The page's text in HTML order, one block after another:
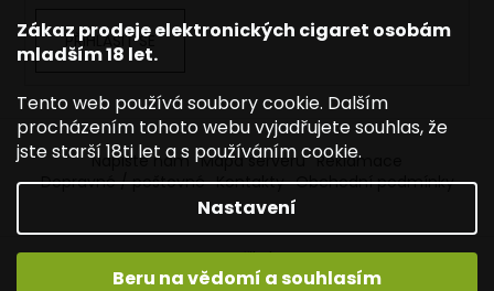
Zákaz prodeje elektronických cigaret osobám
mladším 18 let.
Tento web používá soubory cookie. Dalším
procházením tohoto webu vyjadřujete souhlas, že
jste starší 18ti let a s používáním cookie.
Nastavení
Beru na vědomí a souhlasím
PŘIHLÁSIT SE
Napište nám Mapa serveru Reklamace
Dopravné / poštovné Kontakty Obchodní podmínky
Vytvořil Shoptet